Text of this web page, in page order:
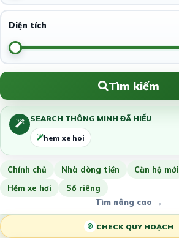
Diện tích
Tìm kiếm
SEARCH THÔNG MINH ĐÃ HIỂU
hem xe hoi
Chính chủ Nhà dòng tiền Căn hộ mới
Hẻm xe hơi
Sổ riêng
Tìm nâng cao →
CHECK QUY HOẠCH